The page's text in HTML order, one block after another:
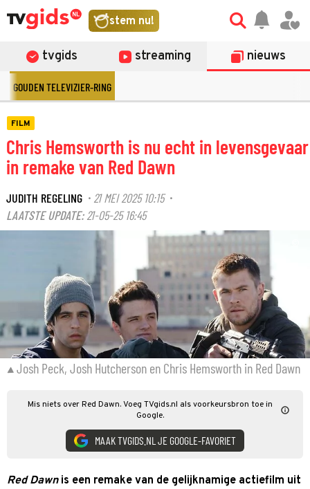
stem nu!
tvgids streaming nieuws
GOUDEN TELEVIZIER-RING
FILM
Chris Hemsworth is nu echt in levensgevaar
in remake van Red Dawn
JUDITH REGELING · 21 MEI 2025 10:15·
LAATSTE UPDATE: 21-05-25 16:45
Josh Peck, Josh Hutcherson en Chris Hemsworth in Red Dawn
Mis niets over Red Dawn. Voeg TVgids.nl als voorkeursbron toe in
Google.
MAAK TVGIDS.NL JE GOOGLE-FAVORIET
Red Dawnis een remake van de gelijknamige actiefilm uit